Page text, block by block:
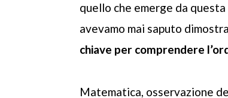
quello che emerge da
avevamo mai saputo
chiave per comprendere
Matematica, osservazione